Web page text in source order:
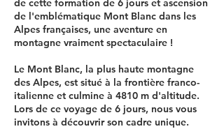
de cette formation de 6 jours et ascension
de l'emblématique Mont Blanc dans les
Alpes françaises, une aventure en
montagne vraiment spectaculaire !
Le Mont Blanc, la plus haute montagne
des Alpes, est situé à la frontière franco-
italienne et culmine à 4810 m d'altitude.
Lors de ce voyage de 6 jours, nous vous
invitons à découvrir son cadre unique.